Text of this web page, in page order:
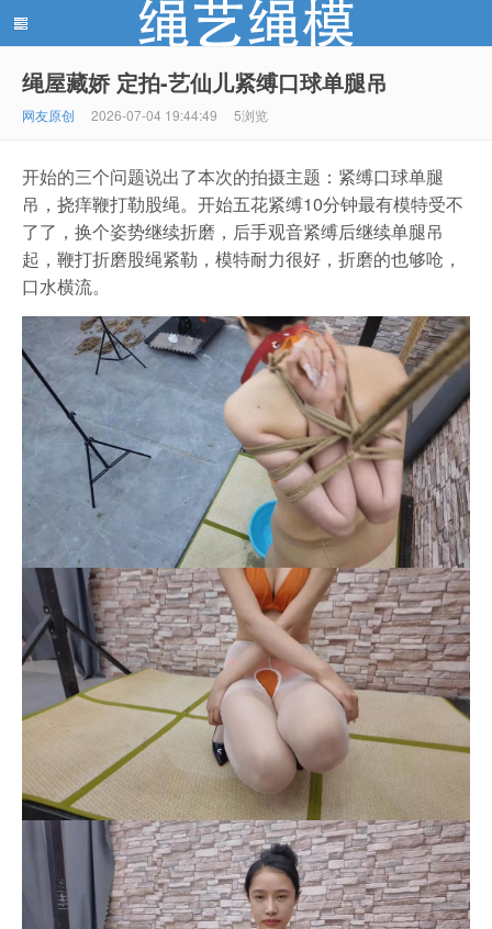
绳艺绳模(shengyishengmo.com) - 绳艺工作室 - 绳艺
模特 - 绳艺工作室 - 绳模推荐网站！
绳屋藏娇 定拍-艺仙儿紧缚口球单腿吊
网友原创 2026-07-04 19:44:49 5浏览
开始的三个问题说出了本次的拍摄主题：紧缚口球单腿
吊，挠痒鞭打勒股绳。开始五花紧缚10分钟最有模特受不
了了，换个姿势继续折磨，后手观音紧缚后继续单腿吊
起，鞭打折磨股绳紧勒，模特耐力很好，折磨的也够呛，
口水横流。